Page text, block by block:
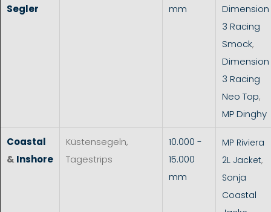
Segler mm
Dimension
3 Racing
Smock,
Dimension
3 Racing
Neo Top,
MP Dinghy
Coastal
& Inshore
Küstensegeln,
Tagestrips
10.000 -
15.000
mm
MP Riviera
2L Jacket,
Sonja
Coastal